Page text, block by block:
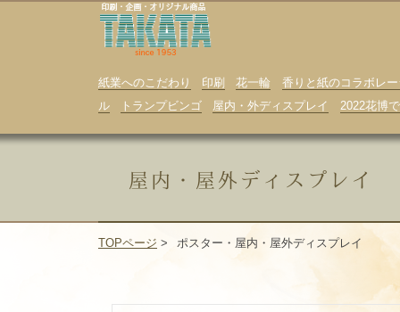
紙業へのこだわり 印刷 花一輪
香りと紙のコラボレ
ル
トランプビンゴ 屋内・外ディスプレイ 2022花博
TOPページ > ポスター・屋内・屋外ディスプレイ